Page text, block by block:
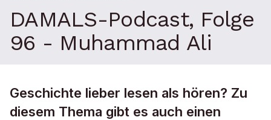
DAMALS-Podcast, Folge
96 - Muhammad Ali
Geschichte lieber lesen als hören? Zu
diesem Thema gibt es auch einen